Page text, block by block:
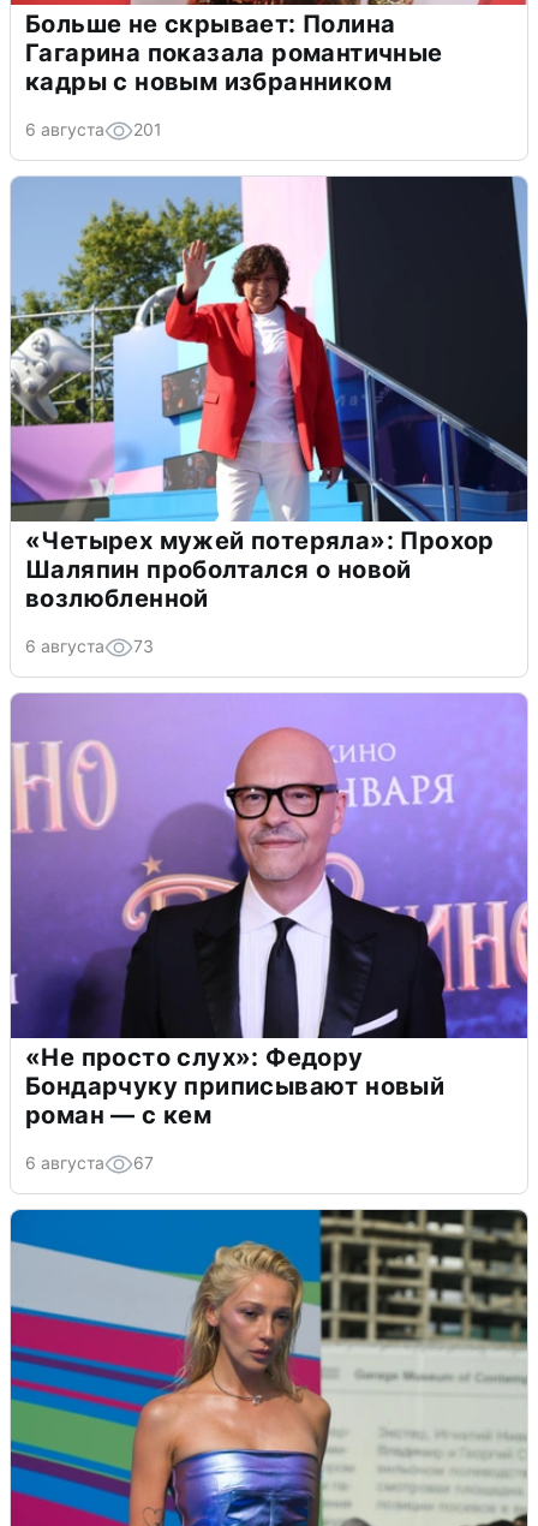
Больше не скрывает: Полина
Гагарина показала романтичные
кадры с новым избранником
6 августа 201
«Четырех мужей потеряла»: Прохор
Шаляпин проболтался о новой
возлюбленной
6 августа 73
«Не просто слух»: Федору
Бондарчуку приписывают новый
роман — с кем
6 августа 67